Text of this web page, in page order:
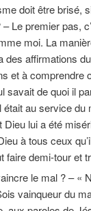
doit être brisé,
Le premier pas,
moi. La
des affirmations
et à comprendre
savait de quoi il
au service du
Dieu lui a été
à tous ceux
faire demi-tour et
le mal ? – «
vainqueur du